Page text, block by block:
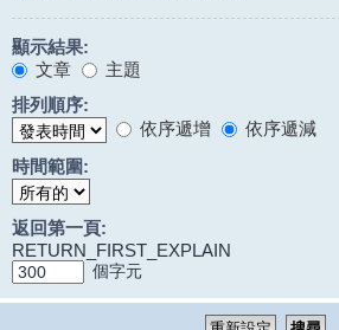
顯示結果:
文章
主題
排列順序:
依序遞增
依序遞減
時間範圍:
返回第一頁:
RETURN_FIRST_EXPLAIN
個字元